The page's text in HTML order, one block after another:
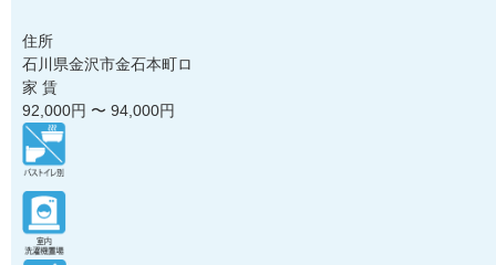
住所
石川県金沢市金石本町ロ
家 賃
92,000円 〜 94,000円